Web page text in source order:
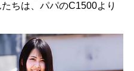
ちは、パパのC1500より